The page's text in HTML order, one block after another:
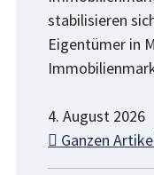
stabilisieren
Eigentümer in
4. August 2026
Ganzen